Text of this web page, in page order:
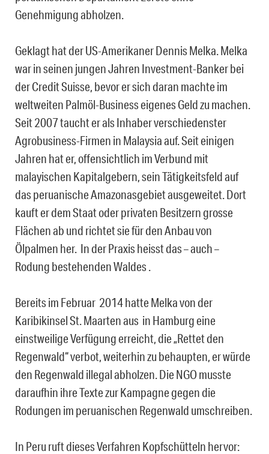
Genehmigung abholzen.
Geklagt hat der US-Amerikaner Dennis Melka. Melka
war in seinen jungen Jahren Investment-Banker bei
der Credit Suisse, bevor er sich daran machte im
weltweiten Palmöl-Business eigenes Geld zu machen.
Seit 2007 taucht er als Inhaber verschiedenster
Agrobusiness-Firmen in Malaysia auf. Seit einigen
Jahren hat er, offensichtlich im Verbund mit
malayischen Kapitalgebern, sein Tätigkeitsfeld auf
das peruanische Amazonasgebiet ausgeweitet. Dort
kauft er dem Staat oder privaten Besitzern grosse
Flächen ab und richtet sie für den Anbau von
Ölpalmen her. In der Praxis heisst das – auch –
Rodung bestehenden Waldes .
Bereits im Februar 2014 hatte Melka von der
Karibikinsel St. Maarten aus in Hamburg eine
einstweilige Verfügung erreicht, die „Rettet den
Regenwald“ verbot, weiterhin zu behaupten, er würde
den Regenwald illegal abholzen. Die NGO musste
daraufhin ihre Texte zur Kampagne gegen die
Rodungen im peruanischen Regenwald umschreiben.
In Peru ruft dieses Verfahren Kopfschütteln hervor: